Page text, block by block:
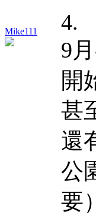
Mike111
4.
9
開
甚
還
公
要）